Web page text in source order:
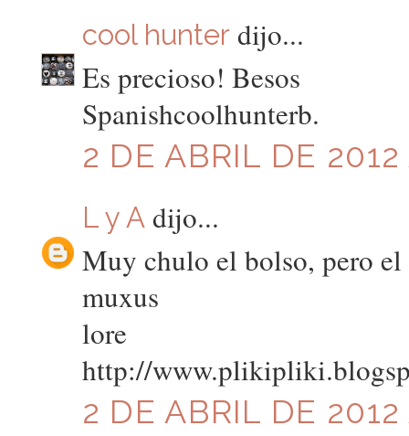
cool hunter dijo...
Es precioso! Besos
Spanishcoolhunterb.
2 DE ABRIL DE
L y Adijo...
Muy chulo el bolso, pero
muxus
lore
http://
2 DE ABRIL DE 2012